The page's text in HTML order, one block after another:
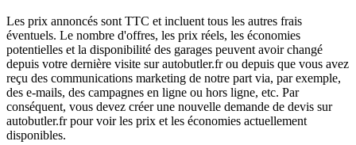
Les prix annoncés sont TTC et incluent tous les autres frais
éventuels. Le nombre d'offres, les prix réels, les économies
potentielles et la disponibilité des garages peuvent avoir changé
depuis votre dernière visite sur autobutler.fr ou depuis que vous avez
reçu des communications marketing de notre part via, par exemple,
des e-mails, des campagnes en ligne ou hors ligne, etc. Par
conséquent, vous devez créer une nouvelle demande de devis sur
autobutler.fr pour voir les prix et les économies actuellement
disponibles.